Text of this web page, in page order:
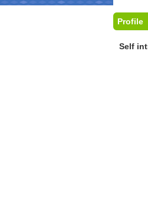
Profile
Self